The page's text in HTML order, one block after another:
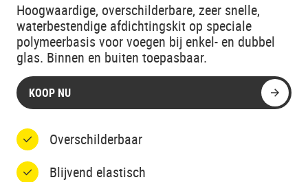
Hoogwaardige, overschilderbare, zeer snelle,
waterbestendige afdichtingskit op speciale
polymeerbasis voor voegen bij enkel- en dubbel
glas. Binnen en buiten toepasbaar.
KOOP NU
Overschilderbaar
Blijvend elastisch